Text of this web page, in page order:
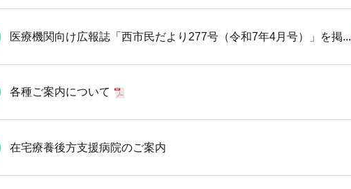
医療機関向け広報誌「西市民だより277号（令和7年4月号）」を掲...
各種ご案内について
在宅療養後方支援病院のご案内